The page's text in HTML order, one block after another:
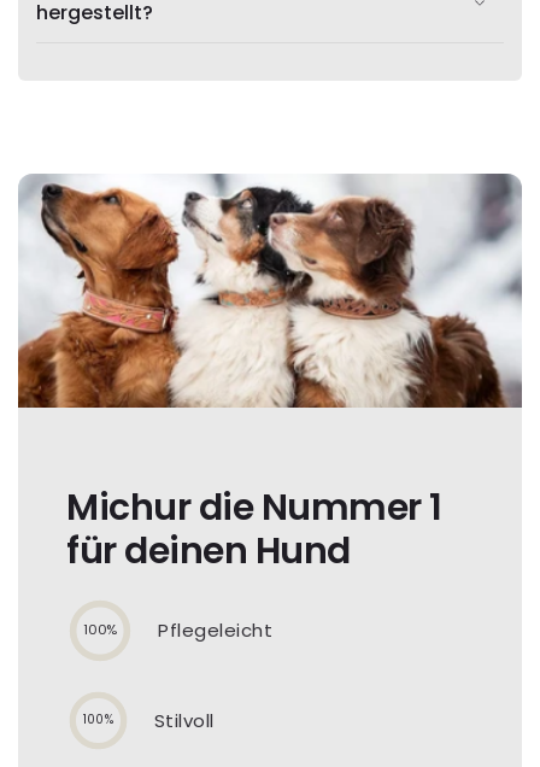
hergestellt?
Michur die Nummer 1
für deinen Hund
100% Pflegeleicht
100% Stilvoll